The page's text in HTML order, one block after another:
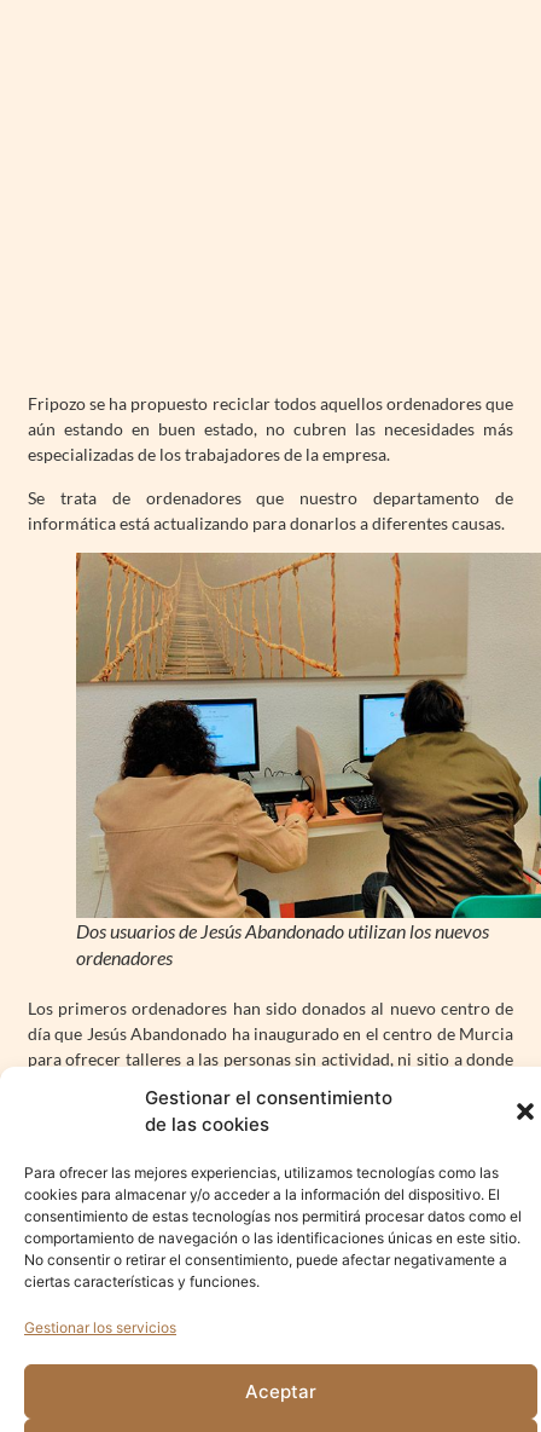
Gestionar el consentimiento
de las cookies
Para ofrecer las mejores experiencias, utilizamos tecnologías como las
cookies para almacenar y/o acceder a la información del dispositivo. El
consentimiento de estas tecnologías nos permitirá procesar datos como el
comportamiento de navegación o las identificaciones únicas en este sitio.
No consentir o retirar el consentimiento, puede afectar negativamente a
ciertas características y funciones.
Gestionar los servicios
Aceptar
Fripozo se ha propuesto reciclar todos aquellos ordenadores que
aún estando en buen estado, no cubren las necesidades más
especializadas de los trabajadores de la empresa.
Se trata de ordenadores que nuestro departamento de
informática está actualizando para donarlos a diferentes causas.
Dos usuarios de Jesús Abandonado utilizan los nuevos
ordenadores
Los primeros ordenadores han sido donados al nuevo centro de
día que Jesús Abandonado ha inaugurado en el centro de Murcia
para ofrecer talleres a las personas sin actividad, ni sitio a donde
Con esta acción Fripozo pretende fomentar el acceso de estos
realizar acciones formativas en incluso búsqueda activa de
empleo.
¿COMPARTIMOS?